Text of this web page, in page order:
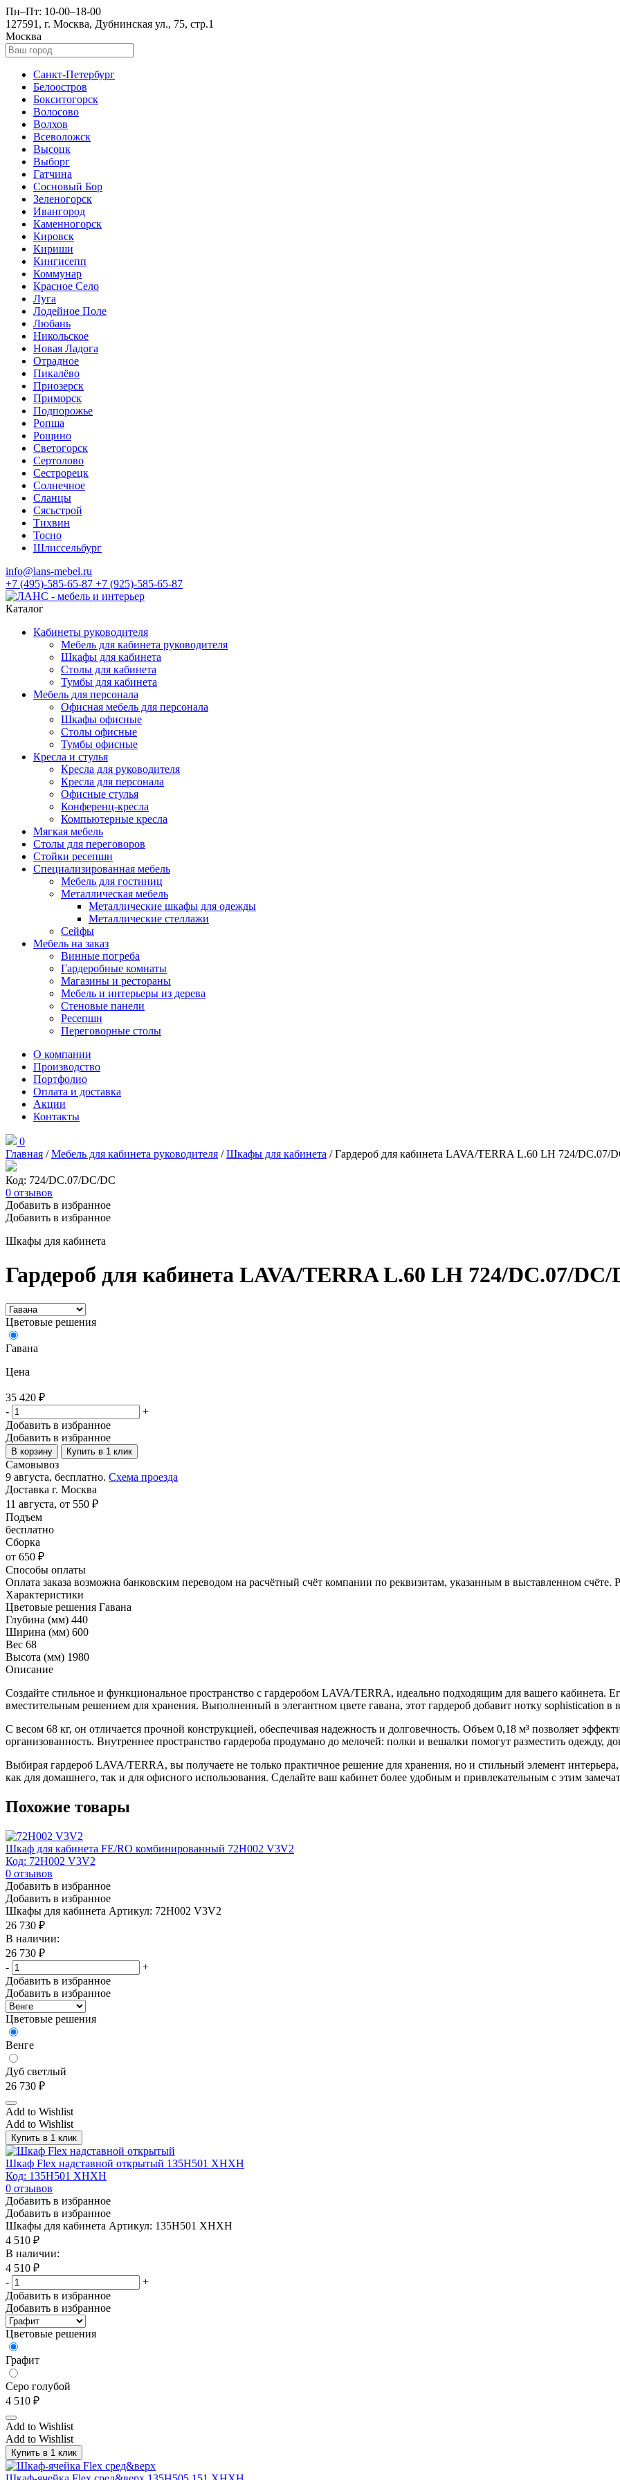
Пн–Пт: 10-00–18-00
127591, г. Москва, Дубнинская ул., 75, стр.1
Москва
Санкт-Петербург
Белоостров
Бокситогорск
Волосово
Волхов
Всеволожск
Высоцк
Выборг
Гатчина
Сосновый Бор
Зеленогорск
Ивангород
Каменногорск
Кировск
Кириши
Кингисепп
Коммунар
Красное Село
Луга
Лодейное Поле
Любань
Никольское
Новая Ладога
Отрадное
Пикалёво
Приозерск
Приморск
Подпорожье
Ропша
Рощино
Светогорск
Сертолово
Сестрорецк
Солнечное
Сланцы
Сясьстрой
Тихвин
Тосно
Шлиссельбург
info@lans-mebel.ru
+7 (495)-585-65-87 +7 (925)-585-65-87
Каталог
Кабинеты руководителя
Мебель для кабинета руководителя
Шкафы для кабинета
Столы для кабинета
Тумбы для кабинета
Мебель для персонала
Офисная мебель для персонала
Шкафы офисные
Столы офисные
Тумбы офисные
Кресла и стулья
Кресла для руководителя
Кресла для персонала
Офисные стулья
Конференц-кресла
Компьютерные кресла
Мягкая мебель
Столы для переговоров
Стойки ресепшн
Специализированная мебель
Мебель для гостиниц
Металлическая мебель
Металлические шкафы для одежды
Металлические стеллажи
Сейфы
Мебель на заказ
Винные погреба
Гардеробные комнаты
Магазины и рестораны
Мебель и интерьеры из дерева
Стеновые панели
Ресепшн
Переговорные столы
О компании
Производство
Портфолио
Оплата и доставка
Акции
Контакты
0
Главная /Мебель для кабинета руководителя /Шкафы для кабинета / Гардероб для кабинета LAVA/TERRA L.60 LH 724/DC.07/
Код: 724/DC.07/DC/DC
0 отзывов
Добавить в избранное
Добавить в избранное
Шкафы для кабинета
Гардероб для кабинета LAVA/TERRA L.60 LH 724/DC.07/DC/
Цветовые решения
Гавана
Цена
35 420 ₽
-
+
Добавить в избранное
Добавить в избранное
В корзину Купить в 1 клик
Самовывоз
9 августа, бесплатно. Схема проезда
Доставка г. Москва
11 августа, от 550 ₽
Подъем
бесплатно
Сборка
от 650 ₽
Способы оплаты
Оплата заказа возможна банковским переводом на расчётный счёт компании по реквизитам, указанным в выставленном
Характеристики
Цветовые решения Гавана
Глубина (мм) 440
Ширина (мм) 600
Вес 68
Высота (мм) 1980
Описание
Создайте стильное и функциональное пространство с гардеробом LAVA/TERRA, идеально подходящим для вашего кабинета.
вместительным решением для хранения. Выполненный в элегантном цвете гавана, этот гардероб добавит нотку sophistication в
С весом 68 кг, он отличается прочной конструкцией, обеспечивая надежность и долговечность. Объем 0,18 м³ позволяет
организованность. Внутреннее пространство гардероба продумано до мелочей: полки и вешалки помогут разместить одежду,
Выбирая гардероб LAVA/TERRA, вы получаете не только практичное решение для хранения, но и стильный элемент
как для домашнего, так и для офисного использования. Сделайте ваш кабинет более удобным и привлекательным с этим
Похожие товары
Шкаф для кабинета FE/RO комбинированный 72H002 V3V2
Код: 72H002 V3V2
0 отзывов
Добавить в избранное
Добавить в избранное
Шкафы для кабинета Артикул: 72H002 V3V2
26 730 ₽
В наличии:
26 730 ₽
-
+
Добавить в избранное
Добавить в избранное
Цветовые решения
Венге
Дуб светлый
26 730 ₽
Add to Wishlist
Add to Wishlist
Купить в 1 клик
Шкаф Flex надставной открытый 135H501 XHХН
Код: 135H501 XHХН
0 отзывов
Добавить в избранное
Добавить в избранное
Шкафы для кабинета Артикул: 135H501 XHХН
4 510 ₽
В наличии:
4 510 ₽
-
+
Добавить в избранное
Добавить в избранное
Цветовые решения
Графит
Серо голубой
4 510 ₽
Add to Wishlist
Add to Wishlist
Купить в 1 клик